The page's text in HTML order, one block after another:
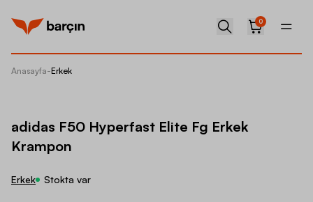
0
Anasayfa-Erkek
adidas F50 Hyperfast Elite Fg Erkek
Krampon
Erkek Stokta var